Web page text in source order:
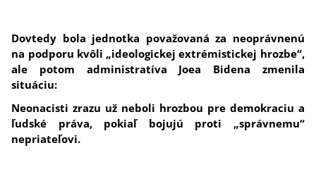
Dovtedy bola jednotka považovaná za neoprávnenú
na podporu kvôli „ideologickej extrémistickej hrozbe“,
ale potom administratíva Joea Bidena zmenila
situáciu:
Neonacisti zrazu už neboli hrozbou pre demokraciu a
ľudské práva, pokiaľ bojujú proti „správnemu“
nepriateľovi.